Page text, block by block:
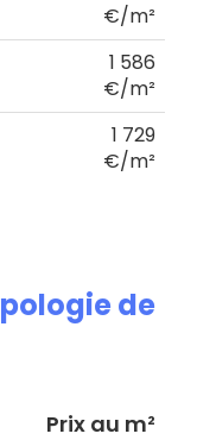
€/m²
1 586
€/m²
1 729
€/m²
de
Prix au m²